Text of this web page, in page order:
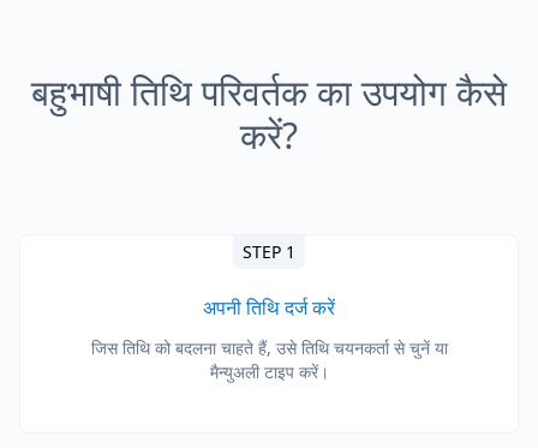
बहुभाषी तिथि परिवर्तक का उपयोग कैसे
करें?
STEP 1
अपनी तिथि दर्ज करें
जिस तिथि को बदलना चाहते हैं, उसे तिथि चयनकर्ता से चुनें या
मैन्युअली टाइप करें।